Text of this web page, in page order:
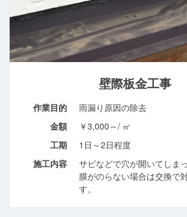
壁際板金工事
作業目的
雨漏り原因の除去
金額
￥3,000～/ ㎡
工期
1日～2日程度
施工内容
サビなどで穴が開いてしま
膜がのらない場合は交換で
す。